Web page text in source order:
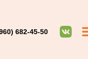
682-45-50